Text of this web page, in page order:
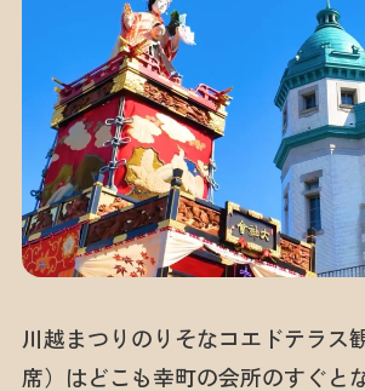
川越まつりのりそなコエドテラス
席）はどこも幸町の会所のすぐと